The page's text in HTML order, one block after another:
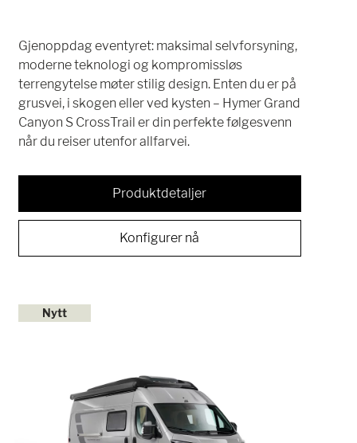
Gjenoppdag eventyret: maksimal selvforsyning,
moderne teknologi og kompromissløs
terrengytelse møter stilig design. Enten du er på
grusvei, i skogen eller ved kysten – Hymer Grand
Canyon S CrossTrail er din perfekte følgesvenn
når du reiser utenfor allfarvei.
Produktdetaljer
Konfigurer nå
Nytt